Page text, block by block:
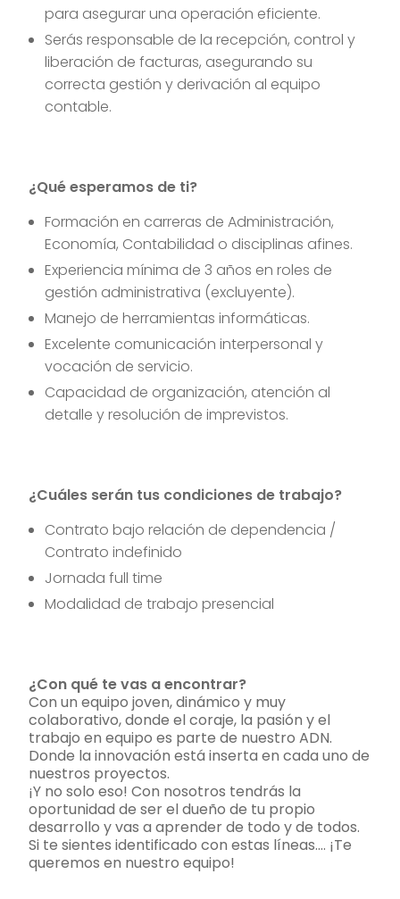
para asegurar una operación eficiente.
Serás responsable de la recepción, control y
liberación de facturas, asegurando su
correcta gestión y derivación al equipo
contable.
¿Qué esperamos de ti?
Formación en carreras de Administración,
Economía, Contabilidad o disciplinas afines.
Experiencia mínima de 3 años en roles de
gestión administrativa (excluyente).
Manejo de herramientas informáticas.
Excelente comunicación interpersonal y
vocación de servicio.
Capacidad de organización, atención al
detalle y resolución de imprevistos.
¿Cuáles serán tus condiciones de trabajo?
Contrato bajo relación de dependencia /
Contrato indefinido
Jornada full time
Modalidad de trabajo presencial
¿Con qué te vas a encontrar?
Con un equipo joven, dinámico y muy
colaborativo, donde el coraje, la pasión y el
trabajo en equipo es parte de nuestro ADN.
Donde la innovación está inserta en cada uno de
nuestros proyectos.
¡Y no solo eso! Con nosotros tendrás la
oportunidad de ser el dueño de tu propio
desarrollo y vas a aprender de todo y de todos.
Si te sientes identificado con estas líneas…. ¡Te
queremos en nuestro equipo!